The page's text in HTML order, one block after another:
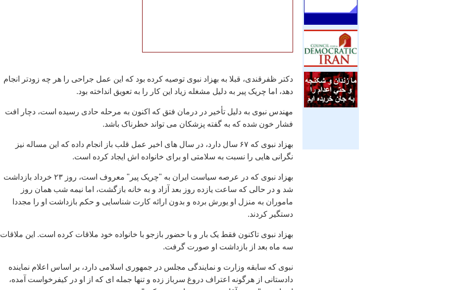
دکتر ظفرقندی، قبلا به بهزاد نبوی توصيه کرده بود که اين عمل جراحی را هر چه زودتر انجام
دهد، اما چريک پير به دليل مشغله زياد اين کار را به تعويق انداخته بود.
مهندس نبوی به دليل تأخير در درمان فتق که اکنون به مرحله حادی رسيده است، دچار افت
فشار خون شده که به گفته پزشکان می تواند خطرناک باشد.
بهزاد نبوی که ۶۷ سال دارد، در سال های اخير عمل قلب باز انجام داده که اين مساله نيز
نگرانی هايی را نسبت به سلامتی او برای خانواده اش ايجاد کرده است.
بهزاد نبوی که در عرصه سياست ايران به "چريک پير" معروف است، روز ۲۳ خرداد بازداشت
شد و در حالی که ساعت يازده روز بعد آزاد و به خانه بازگشت، اما نيمه شب همان روز
ماموران به منزل او يورش برده و بدون ارائه کارت شناسايی و حکم بازداشت او را مجددا
دستگير کردند.
بهزاد نبوی تاکنون فقط يک بار و با حضور بازجو با خانواده خود ملاقات کرده است. اين ملاقات
سه ماه بعد از بازداشت او صورت گرفت.
نبوی که سابقه وزارت و نمايندگی مجلس در جمهوری اسلامی دارد، بر اساس اعلام نماينده
دادستانی از هرگونه اعتراف دروغ سرباز زده و تنها جمله ای که از او در کيفرخواست آمده،